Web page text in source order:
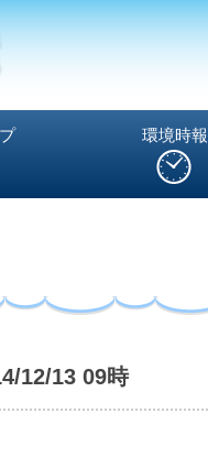
環境時報
12/13 09時